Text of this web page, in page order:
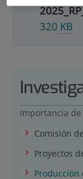
320 KB
Importancia
Comisión
Proyectos
Producción